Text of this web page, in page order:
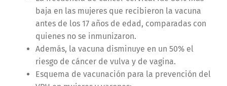
baja en las mujeres que recibieron la vacuna
antes de los 17 años de edad, comparadas con
quienes no se inmunizaron.
Además, la vacuna disminuye en un 50% el
riesgo de cáncer de vulva y de vagina.
Esquema de vacunación para la prevención del